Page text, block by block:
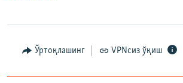
Ўртоқлашинг VPNсиз ўқиш